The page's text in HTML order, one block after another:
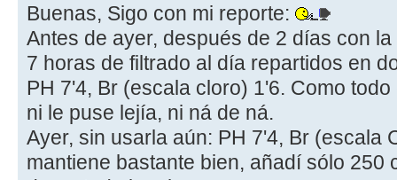
Buenas, Sigo con mi reporte:
Antes de ayer, después de 2 días con
7 horas de filtrado al día repartidos en
PH 7'4, Br (escala cloro) 1'6. Como
ni le puse lejía, ni ná de ná.
Ayer, sin usarla aún: PH 7'4, Br (escala
mantiene bastante bien, añadí sólo 250